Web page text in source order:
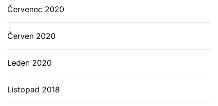
Červenec 2020
Červen 2020
Leden 2020
Listopad 2018